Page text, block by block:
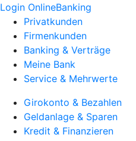
Login OnlineBanking
Privatkunden
Firmenkunden
Banking & Verträge
Meine Bank
Service & Mehrwerte
Girokonto & Bezahlen
Geldanlage & Sparen
Kredit & Finanzieren